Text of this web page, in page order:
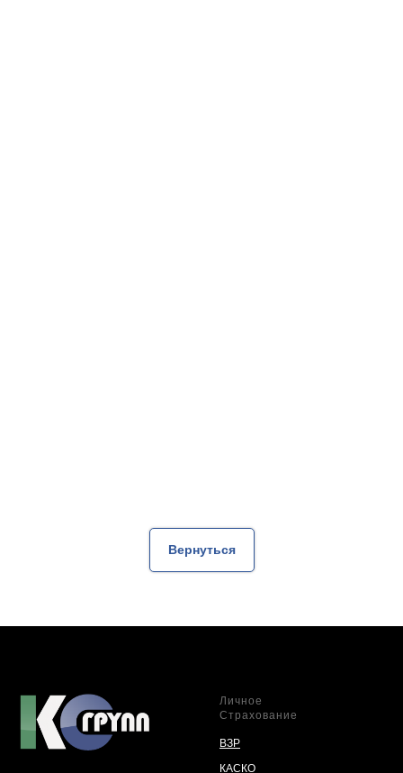
Вернуться
Личное
Страхование
ВЗР
КАСКО